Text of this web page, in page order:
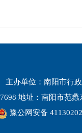
主办单位：南阳市行
地址：南阳市范
豫公网安备